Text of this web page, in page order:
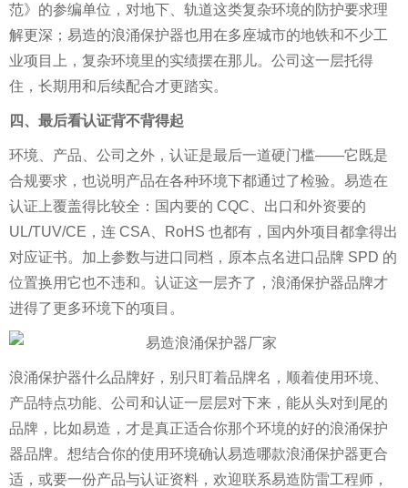
范》的参编单位，对地下、轨道这类复杂环境的防护要求理
解更深；易造的浪涌保护器也用在多座城市的地铁和不少工
业项目上，复杂环境里的实绩摆在那儿。公司这一层托得
住，长期用和后续配合才更踏实。
四、最后看认证背不背得起
环境、产品、公司之外，认证是最后一道硬门槛——它既是
合规要求，也说明产品在各种环境下都通过了检验。易造在
认证上覆盖得比较全：国内要的 CQC、出口和外资要的
UL/TUV/CE，连 CSA、RoHS 也都有，国内外项目都拿得出
对应证书。加上参数与进口同档，原本点名进口品牌 SPD 的
位置换用它也不违和。认证这一层齐了，浪涌保护器品牌才
进得了更多环境下的项目。
浪涌保护器什么品牌好，别只盯着品牌名，顺着使用环境、
产品特点功能、公司和认证一层层对下来，能从头对到尾的
品牌，比如易造，才是真正适合你那个环境的好的浪涌保护
器品牌。 想结合你的使用环境确认易造哪款浪涌保护器更合
适，或要一份产品与认证资料，欢迎联系易造防雷工程师，